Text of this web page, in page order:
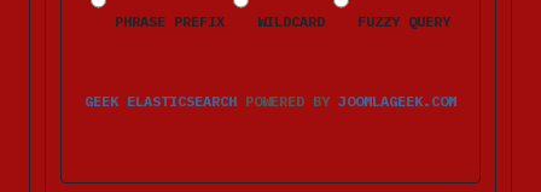
PHRASE PREFIX WILDCARD FUZZY QUERY
GEEK ELASTICSEARCH POWERED BY JOOMLAGEEK.COM